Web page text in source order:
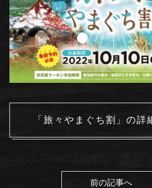
「旅々やまぐち割」の詳
前の記事へ